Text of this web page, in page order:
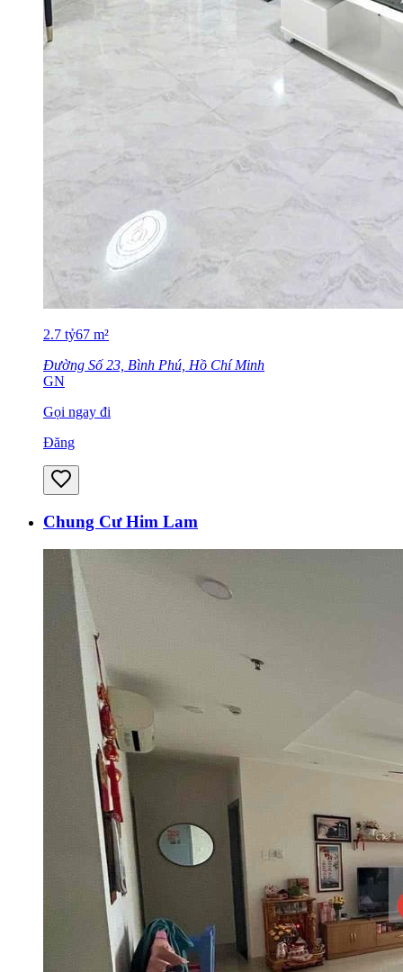
2.7 tỷ67 m²
Đường Số 23, Bình Phú, Hồ Chí Minh
GN
Gọi ngay đi
Đăng
Chung Cư Him Lam